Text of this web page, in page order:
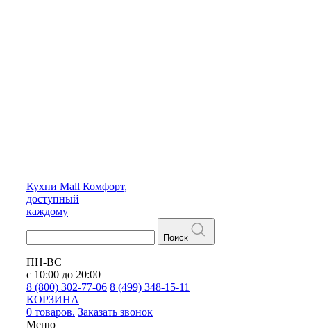
Кухни Mall Комфорт,
доступный
каждому
Поиск
ПН-ВС
с 10:00 до 20:00
8 (800) 302-77-06 8 (499) 348-15-11
КОРЗИНА
0 товаров. Заказать звонок
Меню